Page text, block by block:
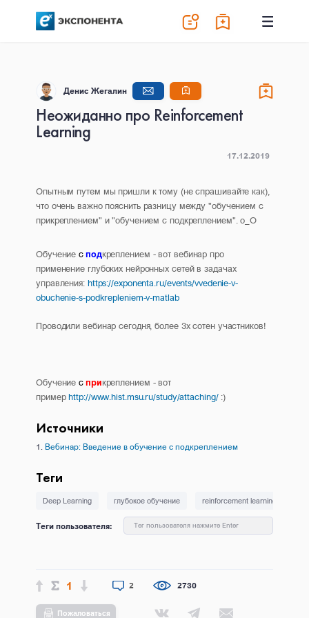
Денис Жегалин
Неожиданно про Reinforcement
Learning
17.12.2019
Опытным путем мы пришли к тому (не спрашивайте как),
что очень важно пояснить разницу между "обучением с
прикреплением" и "обучением с подкреплением". о_О
Обучениесподкреплением - вот вебинар про
применение глубоких нейронных сетей в задачах
управления: https://exponenta.ru/events/vvedenie-v-
obuchenie-s-podkrepleniem-v-matlab
Проводили вебинар сегодня, более 3х сотен участников!
Обучениесприкреплением - вот
примерhttp://www.hist.msu.ru/study/attaching/:)
Источники
Вебинар: Введение в обучение с подкреплением
Теги
Deep Learning глубокое обучение reinforcement learning
Теги пользователя: Тег пользователя нажмите Enter
1 2 2730
Пожаловаться